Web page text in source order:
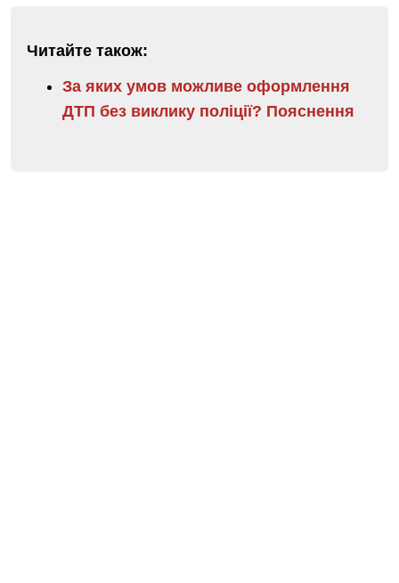
Читайте також:
За яких умов можливе оформлення
ДТП без виклику поліції? Пояснення